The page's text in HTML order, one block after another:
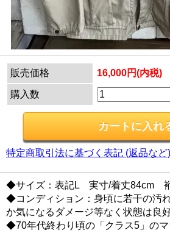
販売価格 16,000円(内税)
購入数
特定商取引法に基づく表記 (返品など)
◆サイズ：表記L 実寸/着丈84cm
◆コンディション：身頃に若干の汚
か気になるダメージ等なく状態は良好
◆70年代終わり頃の「クラス5」の